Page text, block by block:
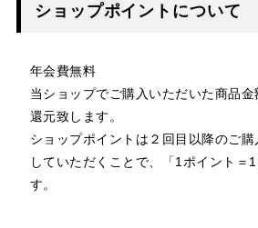
ショップポイントについて
年会費無料
当ショップでご購入いただいた商品
還元致します。
ショップポイントは２回目以降のご
していただくことで、「1ポイント＝
す。